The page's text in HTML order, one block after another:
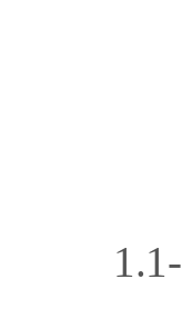
1.1-